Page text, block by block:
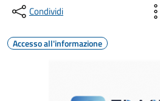
Condividi
Accesso all'informazione